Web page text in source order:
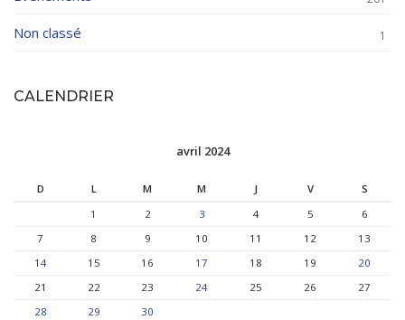
Non classé 1
CALENDRIER
avril 2024
D L M M J V
S
1
2 3 4 5
6
7
8 9 10 11 12
13
14
15 16 17 18 19
20
21
22 23 24 25 26
27
28
29 30